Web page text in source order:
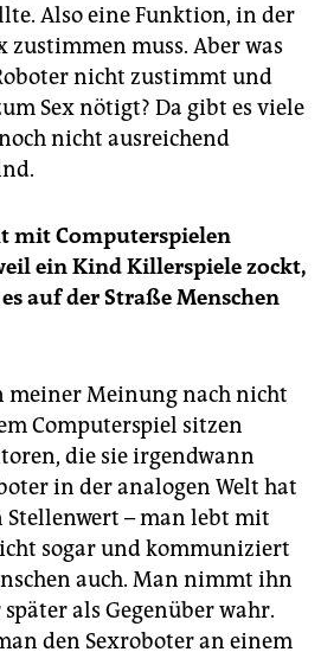
Also eine Funktion, in der
zustimmen muss. Aber was
nicht zustimmt und
Sex nötigt? Da gibt es viele
nicht ausreichend
mit Computerspielen
ein Kind Killerspiele zockt,
auf der Straße Menschen
meiner Meinung nach nicht
Computerspiel sitzen
die sie irgendwann
in der analogen Welt hat
Stellenwert – man lebt mit
sogar und kommuniziert
auch. Man nimmt ihn
als Gegenüber wahr.
den Sexroboter an einem